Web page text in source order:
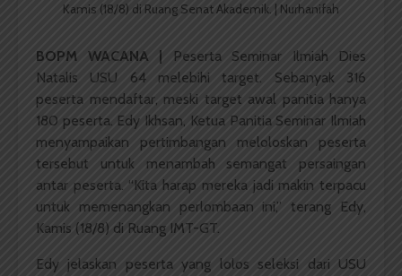
Kamis (18/8) di Ruang Senat Akademik. | Nurhanifah
BOPM WACANA |
Peserta Seminar Ilmiah Dies
Natalis USU 64 melebihi target. Sebanyak 316
peserta mendaftar, meski target awal panitia hanya
180 peserta. Edy Ikhsan, Ketua Panitia Seminar Ilmiah
menyampaikan pertimbangan meloloskan peserta
tersebut untuk menambah semangat persaingan
antar peserta. “Kita harap mereka jadi makin terpacu
untuk memenangkan perlombaan ini,” terang Edy,
Kamis (18/8) di Ruang IMT-GT.
Edy jelaskan peserta yang lolos seleksi dari USU